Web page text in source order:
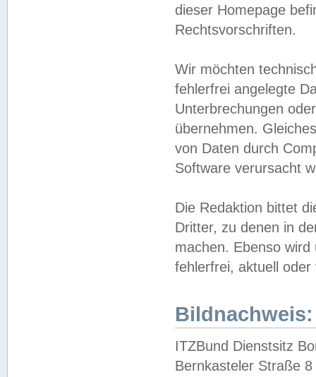
dieser Homepage
Rechtsvorschriften.
Wir möchten
fehlerfrei angelegte
Unterbrechungen
übernehmen.
von Daten durch
Software verursacht
Die Redaktion bittet
Dritter, zu denen in
machen. Ebenso
fehlerfrei, aktuell oder
Bildnachweis:
ITZBund Dienstsitz
Bernkasteler Straße 8